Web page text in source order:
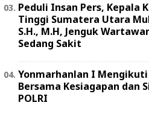
Peduli Insan Pers, Kepala
Tinggi Sumatera Utara
S.H., M.H, Jenguk
Sedang Sakit
Yonmarhanlan I Mengikuti
Bersama Kesiagapan dan
POLRI